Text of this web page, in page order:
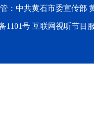
：中共黄石市委宣传部
1101号 互联网视听节目